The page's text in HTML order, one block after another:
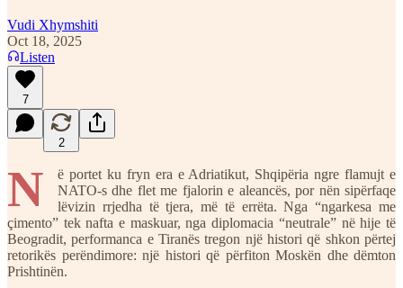
Vudi Xhymshiti
Oct 18, 2025
Listen
7
2
N
ë portet ku fryn era e Adriatikut, Shqipëria ngre flamujt e
NATO-s dhe flet me fjalorin e aleancës, por nën sipërfaqe
lëvizin rrjedha të tjera, më të errëta. Nga “ngarkesa me
çimento” tek nafta e maskuar, nga diplomacia “neutrale” në hije të
Beogradit, performanca e Tiranës tregon një histori që shkon përtej
retorikës perëndimore: një histori që përfiton Moskën dhe dëmton
Prishtinën.